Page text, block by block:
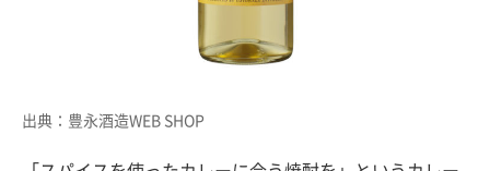
出典：豊永酒造WEB SHOP